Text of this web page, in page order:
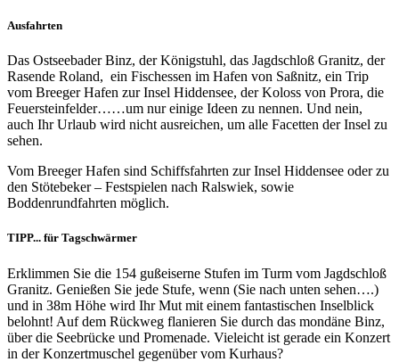
Ausfahrten
Das Ostseebader Binz, der Königstuhl, das Jagdschloß Granitz, der
Rasende Roland, ein Fischessen im Hafen von Saßnitz, ein Trip
vom Breeger Hafen zur Insel Hiddensee, der Koloss von Prora, die
Feuersteinfelder……um nur einige Ideen zu nennen. Und nein,
auch Ihr Urlaub wird nicht ausreichen, um alle Facetten der Insel zu
sehen.
Vom Breeger Hafen sind Schiffsfahrten zur Insel Hiddensee oder zu
den Stötebeker – Festspielen nach Ralswiek, sowie
Boddenrundfahrten möglich.
TIPP... für Tagschwärmer
Erklimmen Sie die 154 gußeiserne Stufen im Turm vom Jagdschloß
Granitz. Genießen Sie jede Stufe, wenn (Sie nach unten sehen….)
und in 38m Höhe wird Ihr Mut mit einem fantastischen Inselblick
belohnt! Auf dem Rückweg flanieren Sie durch das mondäne Binz,
über die Seebrücke und Promenade. Vieleicht ist gerade ein Konzert
in der Konzertmuschel gegenüber vom Kurhaus?